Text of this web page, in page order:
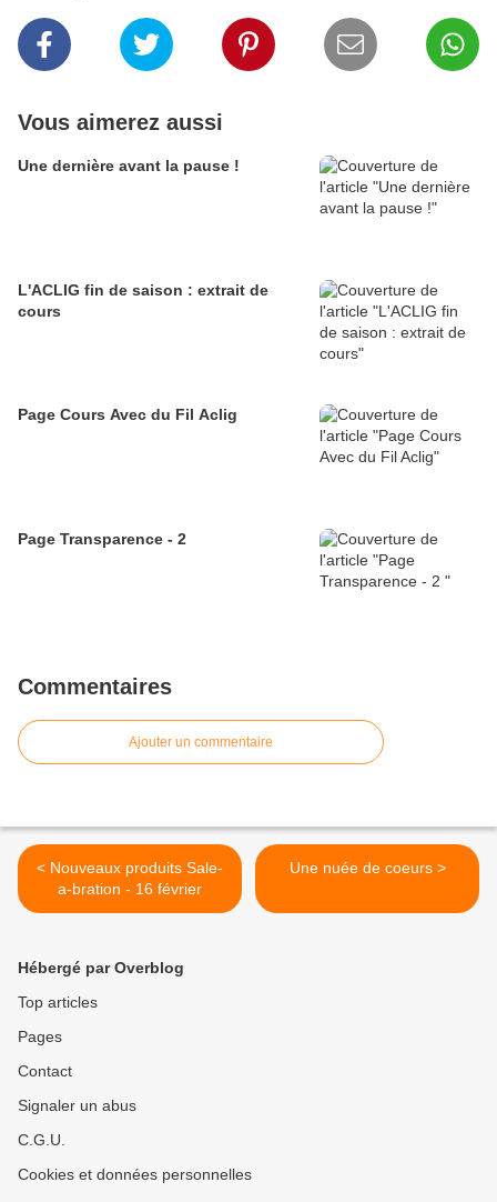
Vous aimerez aussi
Une dernière avant la pause !
L'ACLIG fin de saison : extrait de
cours
Page Cours Avec du Fil Aclig
Page Transparence - 2
Commentaires
Ajouter un commentaire
< Nouveaux produits Sale-
a-bration - 16 février
Une nuée de coeurs >
Hébergé par Overblog
Top articles
Pages
Contact
Signaler un abus
C.G.U.
Cookies et données personnelles